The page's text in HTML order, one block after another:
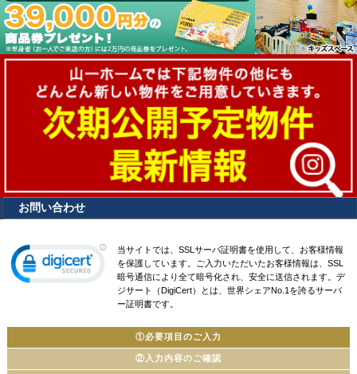
お問い合わせ
当サイトでは、SSLサーバ証明書を使用して、お客様情報
を保護しています。ご入力いただいたお客様情報は、SSL
暗号通信により全て暗号化され、安全に送信されます。デ
ジサート（DigiCert）とは、世界シェアNo.1を誇るサーバ
ー証明書です。
①必要項目のご入力
②入力内容のご確認